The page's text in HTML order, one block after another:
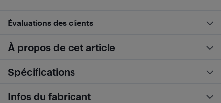
Évaluations des clients
À propos de cet article
Spécifications
Infos du fabricant